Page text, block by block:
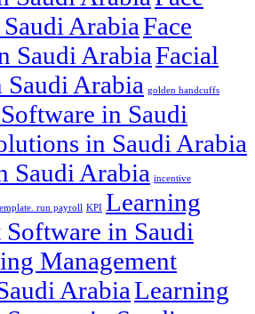
ArabiaFace
Saudi ArabiaFacial
Saudi Arabia golden handcuffs
in Saudi
in Saudi Arabia
Saudi Arabia incentive
run payroll KPI Learning
in Saudi
Management
ArabiaLearning